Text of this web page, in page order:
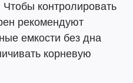
контролировать
рекомендуют
емкости без дна
корневую